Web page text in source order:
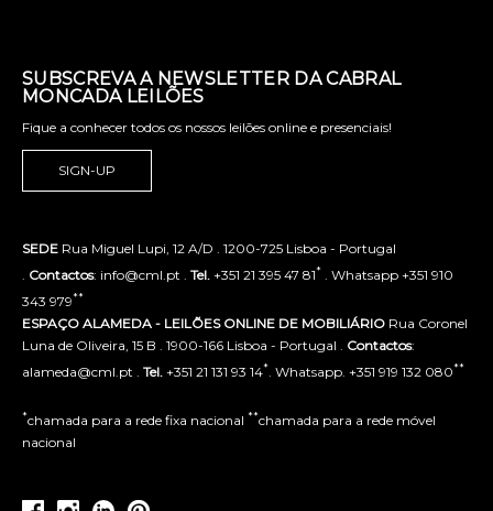
SUBSCREVA A NEWSLETTER DA CABRAL
MONCADA LEILÕES
Fique a conhecer todos os nossos leilões online e presenciais!
SIGN-UP
SEDE Rua Miguel Lupi, 12 A/D . 1200-725 Lisboa - Portugal
Contactos: info@cml.pt . Tel. +351 21 395 47 81* . Whatsapp +351 910
343 979**
ESPAÇO ALAMEDA - LEILÕES ONLINE DE MOBILIÁRIO Rua Coronel
Luna de Oliveira, 15 B . 1900-166 Lisboa - Portugal . Contactos:
alameda@cml.pt . Tel. +351 21 131 93 14* . Whatsapp. +351 919 132 080**
*chamada para a rede fixa nacional **chamada para a rede móvel
nacional